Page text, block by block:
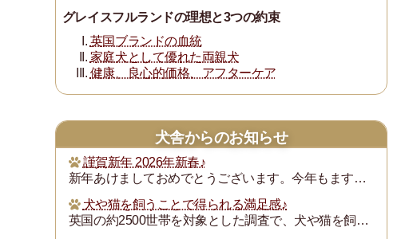
グレイスフルランドの理想と3つの約束
英国ブランドの血統
家庭犬として優れた両親犬
健康、良心的価格、アフターケア
犬舎からのお知らせ
謹賀新年 2026年新春♪
新年あけましておめでとうございます。今年もますます御健勝のこととお慶び申し上げます。また昨年は格別のご厚誼にあずかり、厚く御礼申し上げます。
犬や猫を飼うことで得られる満足感♪
英国の約2500世帯を対象とした調査で、犬や猫を飼うことで得られる満足度は、年収が7万ポンド（約1300万円）増えるのと同じとされたそうです。犬猫を飼っている人...